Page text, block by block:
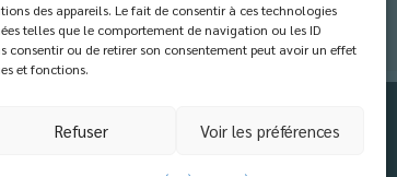
des appareils. Le fait de consentir à ces technologies
telles que le comportement de navigation ou les ID
consentir ou de retirer son consentement peut avoir un effet
et fonctions.
Refuser Voir les préférences